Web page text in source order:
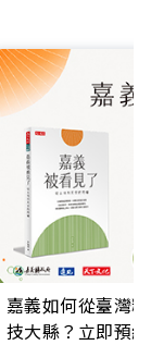
嘉義如何從臺灣
技大縣？立即預